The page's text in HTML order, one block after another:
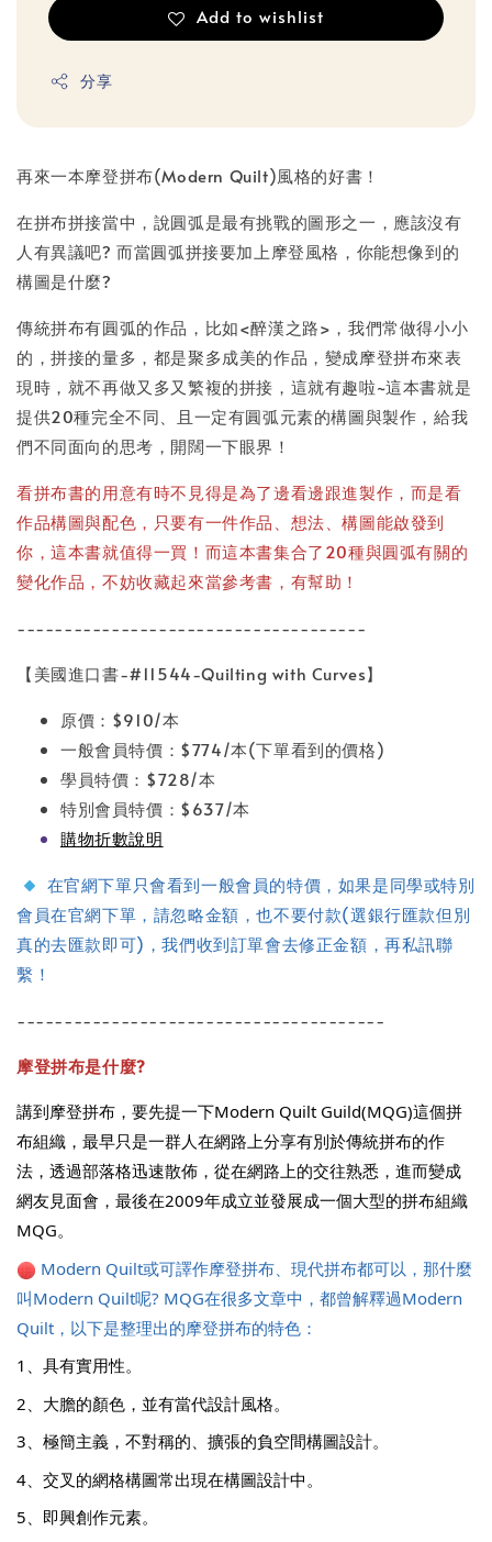
Add to wishlist
分享
再來一本摩登拼布(Modern Quilt)風格的好書！
在拼布拼接當中，說圓弧是最有挑戰的圖形之一，應該沒有
人有異議吧? 而當圓弧拼接要加上摩登風格，你能想像到的
構圖是什麼?
傳統拼布有圓弧的作品，比如<醉漢之路>，我們常做得小小
的，拼接的量多，都是聚多成美的作品，變成摩登拼布來表
現時，就不再做又多又繁複的拼接，這就有趣啦~這本書就是
提供20種完全不同、且一定有圓弧元素的構圖與製作，給我
們不同面向的思考，開闊一下眼界！
看拼布書的用意有時不見得是為了邊看邊跟進製作，而是看
作品構圖與配色，只要有一件作品、想法、構圖能啟發到
你，這本書就值得一買！而這本書集合了20種與圓弧有關的
變化作品，不妨收藏起來當參考書，有幫助！
-------------------------------------
【美國進口書-#11544-Quilting with Curves】
原價：$910/本
一般會員特價：$774/本(下單看到的價格)
學員特價：$728/本
特別會員特價：$637/本
購物折數說明
在官網下單只會看到一般會員的特價，如果是同學或特別
會員在官網下單，請忽略金額，也不要付款(選銀行匯款但別
真的去匯款即可)，我們收到訂單會去修正金額，再私訊聯
繫！
---------------------------------------
摩登拼布是什麼?
講到摩登拼布，要先提一下Modern Quilt Guild(MQG)這個拼
布組織，最早只是一群人在網路上分享有別於傳統拼布的作
法，透過部落格迅速散佈，從在網路上的交往熟悉，進而變成
網友見面會，最後在2009年成立並發展成一個大型的拼布組織
MQG。
Modern Quilt或可譯作摩登拼布、現代拼布都可以，那什麼
叫Modern Quilt呢? MQG在很多文章中，都曾解釋過Modern
Quilt，以下是整理出的摩登拼布的特色：
1、具有實用性。
2、大膽的顏色，並有當代設計風格。
3、極簡主義，不對稱的、擴張的負空間構圖設計。
4、交叉的網格構圖常出現在構圖設計中。
5、即興創作元素。